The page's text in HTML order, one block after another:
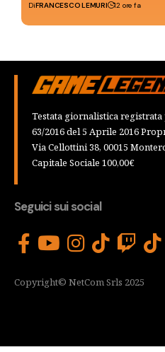
DiFRANCESCO LEMURI 12 ore fa
Testata giornalistica
63/2016 del 5 Aprile 2016
Via Cellottini 38, 00015
Capitale Sociale 100,00€
Seguici sui social
Copyright© NetCom Srls 2025